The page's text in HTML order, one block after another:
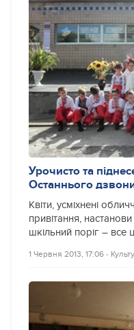
Урочисто та
Останнього
Квіти, усміхнені
привітання,
шкільний поріг – все
1 Червня 2013, 17:06 ‐